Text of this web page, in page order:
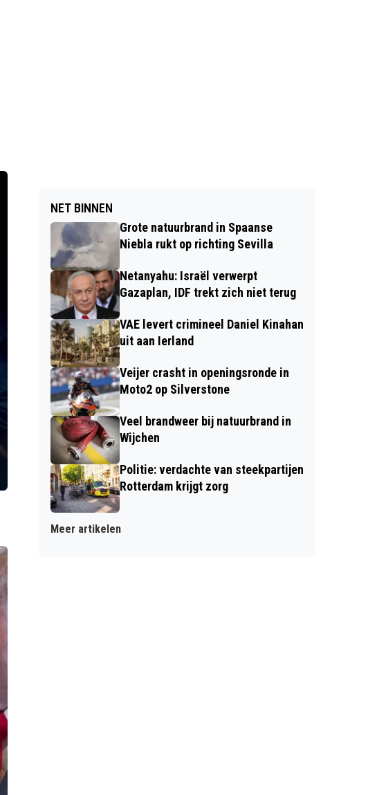
NET BINNEN
Grote natuurbrand in Spaanse
Niebla rukt op richting Sevilla
Netanyahu: Israël verwerpt
Gazaplan, IDF trekt zich niet terug
VAE levert crimineel Daniel Kinahan
uit aan Ierland
Veijer crasht in openingsronde in
Moto2 op Silverstone
Veel brandweer bij natuurbrand in
Wijchen
Politie: verdachte van steekpartijen
Rotterdam krijgt zorg
Meer artikelen